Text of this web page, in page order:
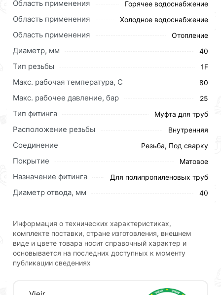
Для приобретения данной позиции, кликните
мышкой«Добавить в корзину»
или нажмите на
кнопку«Быстрый заказ»
. Также можете оформить
Условия доставки и цены на товар Муфта ПП
Москве и области.
Наши профессиональные менеджеры обработают
доставки или самовывоза.Перед оформлением
онлайн заказа рекомендуем ознакомиться с
описанием, характеристиками и отзывами.
Данний товар от производителя
купленного товарa в течение 30 дней (наличие чека
Область применения Горячее водоснабжение
Область применения Холодное водоснабжение
Область применения Отопление
Диаметр, мм 40
Тип резьбы 1F
Макс. рабочая температура, C 80
Макс. рабочее давление, бар 25
Тип фитинга Муфта для труб
Расположение резьбы Внутренняя
Соединение Резьба, Под сварку
Покрытие Матовое
Назначение фитинга Для полипропиленовых труб
Диаметр отвода, мм 40
Информация о технических характеристиках,
комплекте поставки, стране изготовления, внешнем
виде и цвете товара носит справочный характер и
основывается на последних доступных к моменту
публикации сведениях